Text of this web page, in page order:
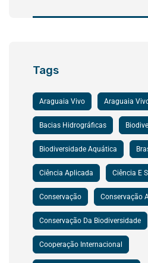
Tags
Araguaia Vivo Araguaia
Bacias Hidrográficas
Biodiversidade Aquática
Ciência Aplicada Ciência E
Conservação Conservação
Conservação Da Biodiversidade
Cooperação Internacional